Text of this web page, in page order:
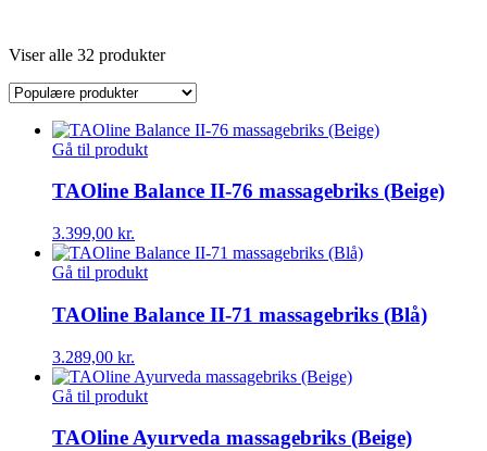
Viser alle 32 produkter
Gå til produkt
TAOline Balance II-76 massagebriks (Beige)
3.399,00 kr.
Gå til produkt
TAOline Balance II-71 massagebriks (Blå)
3.289,00 kr.
Gå til produkt
TAOline Ayurveda massagebriks (Beige)